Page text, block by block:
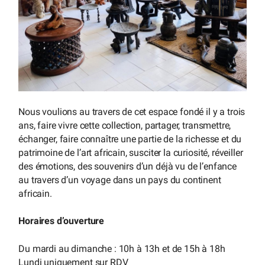
Nous voulions au travers de cet espace fondé il y a trois
ans, faire vivre cette collection, partager, transmettre,
échanger, faire connaître une partie de la richesse et du
patrimoine de l’art africain, susciter la curiosité, réveiller
des émotions, des souvenirs d’un déjà vu de l’enfance
au travers d’un voyage dans un pays du continent
africain.
Horaires d’ouverture
Du mardi au dimanche : 10h à 13h et de 15h à 18h
Lundi uniquement sur RDV